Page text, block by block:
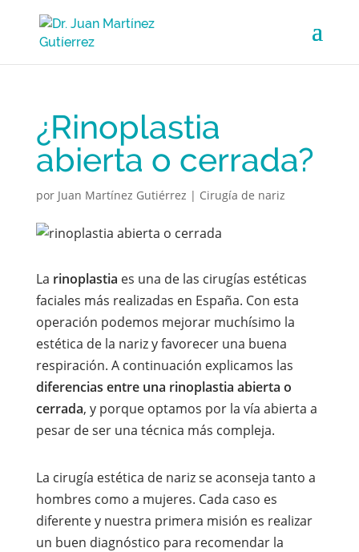
¿Rinoplastia
abierta o cerrada?
por Juan Martínez Gutiérrez | Cirugía de nariz
La rinoplastia es una de las cirugías estéticas
faciales más realizadas en España. Con esta
operación podemos mejorar muchísimo la
estética de la nariz y favorecer una buena
respiración. A continuación explicamos las
diferencias entre una rinoplastia abierta o
cerrada, y porque optamos por la vía abierta a
pesar de ser una técnica más compleja.
La cirugía estética de nariz se aconseja tanto a
hombres como a mujeres. Cada caso es
diferente y nuestra primera misión es realizar
un buen diagnóstico para recomendar la